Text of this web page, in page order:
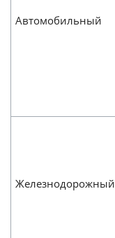
Автомобильный
Железнодорожный